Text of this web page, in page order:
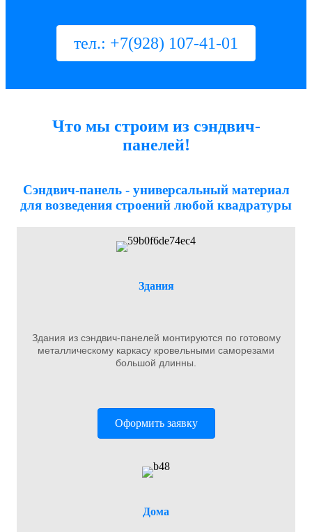
тел.: +7(928) 107-41-01
Что мы строим из сэндвич-
панелей!
Сэндвич-панель - универсальный материал
для возведения строений любой квадратуры
Здания
Здания из сэндвич-панелей монтируются по готовому
металлическому каркасу кровельными саморезами
большой длинны.
Оформить заявку
Дома